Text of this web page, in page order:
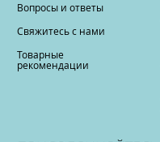
Вопросы и ответы
Свяжитесь с нами
Товарные
рекомендации